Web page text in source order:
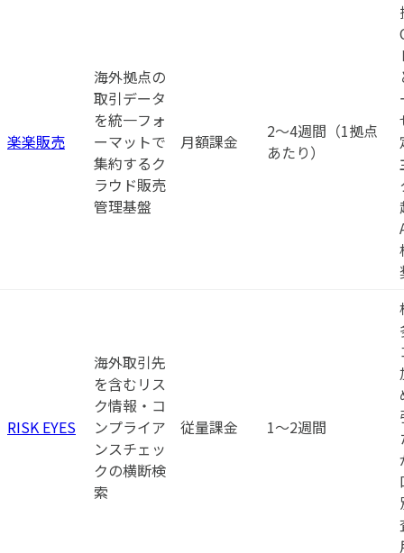
楽楽販売
海外拠点の
取引データ
を統一フォ
ーマットで
集約するク
ラウド販売
管理基盤
月額課金
2〜4週間（1拠点
あたり）
RISK EYES
海外取引先
を含むリス
ク情報・コ
ンプライア
ンスチェッ
クの横断検
索
従量課金 1〜2週間